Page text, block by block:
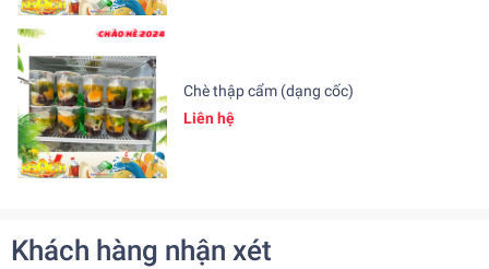
Chè thập cẩm (dạng cốc)
Liên hệ
Khách hàng nhận xét